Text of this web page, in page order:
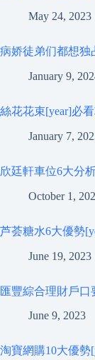
May 24, 2023
病娇徒弟们都想独
January 9,
絲花花束[year]必
January 7,
欣廷軒車位6大分
October 1,
芦荟糖水6大優勢
June 19, 2023
匯豐綜合理財戶口
June 9, 2023
淘寶網購10大優勢